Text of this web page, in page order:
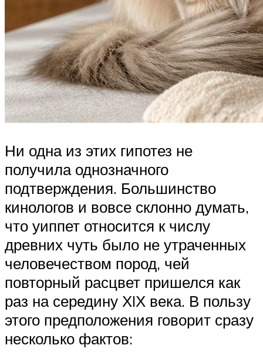
Ни одна из этих гипотез не
получила однозначного
подтверждения. Большинство
кинологов и вовсе склонно думать,
что уиппет относится к числу
древних чуть было не утраченных
человечеством пород, чей
повторный расцвет пришелся как
раз на середину ХIХ века. В пользу
этого предположения говорит сразу
несколько фактов: